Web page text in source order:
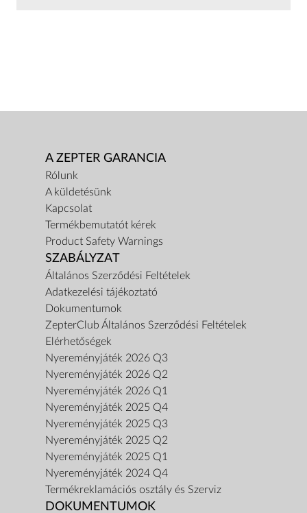
A ZEPTER GARANCIA
Rólunk
A küldetésünk
Kapcsolat
Termékbemutatót kérek
Product Safety Warnings
SZABÁLYZAT
Általános Szerződési Feltételek
Adatkezelési tájékoztató
Dokumentumok
ZepterClub Általános Szerződési Feltételek
Elérhetőségek
Nyereményjáték 2026 Q3
Nyereményjáték 2026 Q2
Nyereményjáték 2026 Q1
Nyereményjáték 2025 Q4
Nyereményjáték 2025 Q3
Nyereményjáték 2025 Q2
Nyereményjáték 2025 Q1
Nyereményjáték 2024 Q4
Termékreklamációs osztály és Szerviz
DOKUMENTUMOK